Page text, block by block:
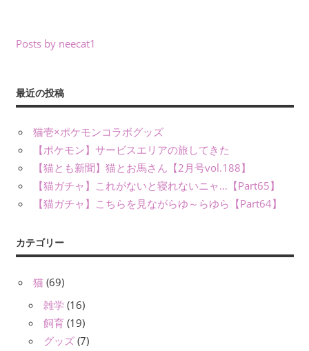
Posts by neecat1
最近の投稿
猫壱×ポケモンコラボグッズ
【ポケモン】サービスエリアの旅してきた
【猫とも新聞】猫とお馬さん【2月号vol.188】
【猫ガチャ】これがないと寝れないニャ…【Part65】
【猫ガチャ】こちらを見ながらゆ～らゆら【Part64】
カテゴリー
猫 (69)
雑学 (16)
飼育 (19)
グッズ (7)